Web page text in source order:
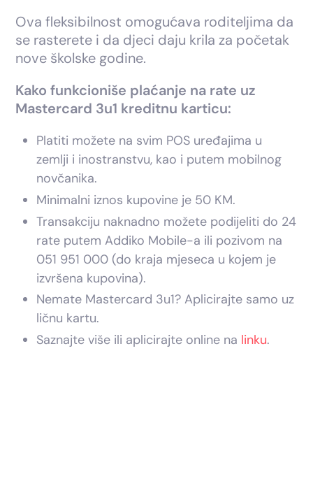
Ova fleksibilnost omogućava roditeljima da
se rasterete i da djeci daju krila za početak
nove školske godine.
Kako funkcioniše plaćanje na rate uz
Mastercard 3u1 kreditnu karticu:
Platiti možete na svim POS uređajima u
zemlji i inostranstvu, kao i putem mobilnog
novčanika.
Minimalni iznos kupovine je 50 KM.
Transakciju naknadno možete podijeliti do 24
rate putem Addiko Mobile-a ili pozivom na
051 951 000 (do kraja mjeseca u kojem je
izvršena kupovina).
Nemate Mastercard 3u1? Aplicirajte samo uz
ličnu kartu.
Saznajte više ili aplicirajte online na linku.